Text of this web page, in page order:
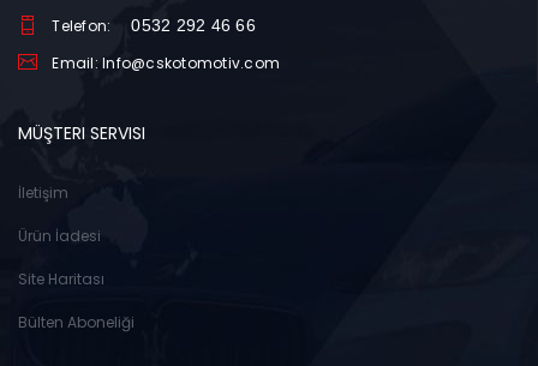
Telefon: 0532 292 46 66
Email: Info@cskotomotiv.com
MÜŞTERI SERVISI
İletişim
Ürün İadesi
Site Haritası
Bülten Aboneliği